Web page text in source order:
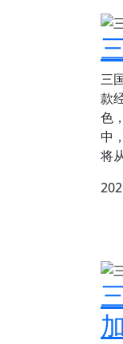
三
款
色
中
将